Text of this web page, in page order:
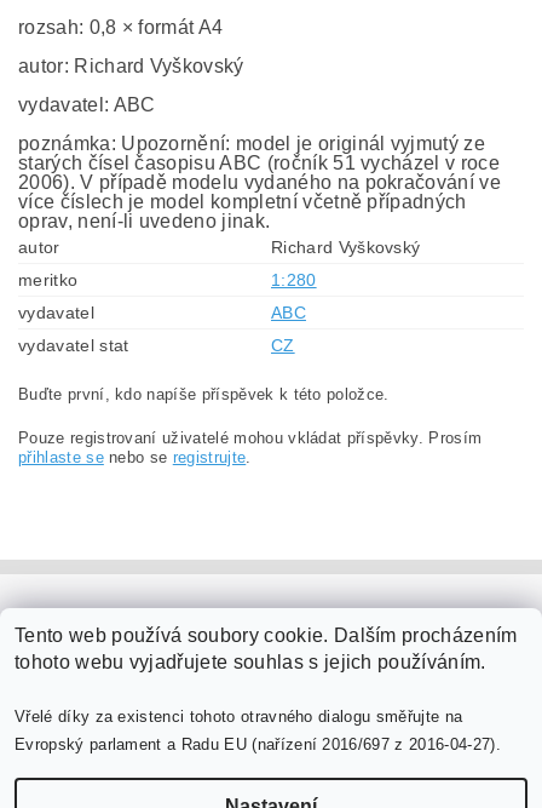
rozsah: 0,8 × formát A4
autor: Richard Vyškovský
vydavatel: ABC
poznámka: Upozornění: model je originál vyjmutý ze
starých čísel časopisu ABC (ročník 51 vycházel v roce
2006). V případě modelu vydaného na pokračování ve
více číslech je model kompletní včetně případných
oprav, není-li uvedeno jinak.
autor
Richard Vyškovský
meritko
1:280
vydavatel
ABC
vydavatel stat
CZ
Buďte první, kdo napíše příspěvek k této položce.
Pouze registrovaní uživatelé mohou vkládat příspěvky. Prosím
přihlaste senebo se registrujte.
Tento web používá soubory cookie. Dalším procházením
tohoto webu vyjadřujete souhlas s jejich používáním.
Vřelé díky za existenci tohoto otravného dialogu směřujte na
Evropský parlament a Radu EU (nařízení 2016/697 z 2016-04-27).